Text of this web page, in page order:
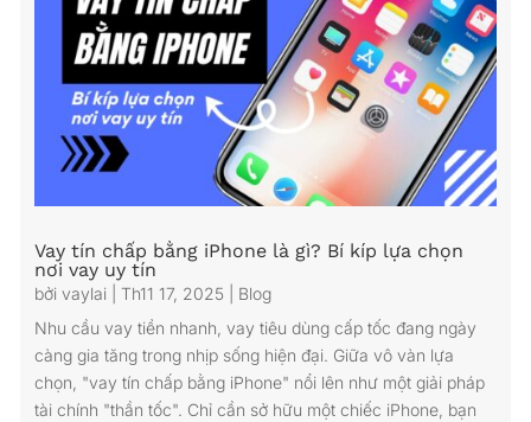
Vay tín chấp bằng iPhone là gì? Bí kíp lựa chọn
nơi vay uy tín
bởi vaylai Th11 17, 2025
Blog
Nhu cầu vay tiền nhanh, vay tiêu dùng cấp tốc đang ngày
càng gia tăng trong nhịp sống hiện đại. Giữa vô vàn lựa
chọn, "vay tín chấp bằng iPhone" nổi lên như một giải pháp
tài chính "thần tốc". Chỉ cần sở hữu một chiếc iPhone, bạn